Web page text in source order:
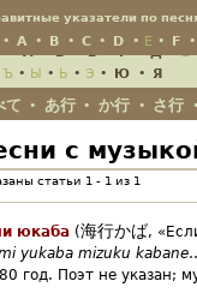
указатели по
• A • B • C • D • E • F
•А•Б•В•Г•Д•Е
Ъ • Ы • Ь • Э • Ю • Я
て • あ行 • か行 • さ行
с
статьи 1 - 1 из 1
юкаба (海行かば,
yukaba mizuku kabane
год. Поэт не указан;